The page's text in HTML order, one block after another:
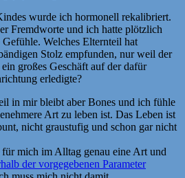
wurde ich hormonell rekalibriert.
Fremdworte und ich hatte plötzlich
Welches Elternteil hat
Stolz empfunden, nur weil der
großes Geschäft auf der dafür
erledigte?
in mir bleibt aber Bones und ich fühle
Art zu leben ist. Das Leben ist
nicht graustufig und schon gar nicht
mich im Alltag genau eine Art und
der vorgegebenen Parameter